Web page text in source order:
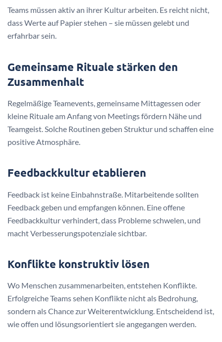
Teams müssen aktiv an ihrer Kultur arbeiten. Es reicht nicht,
dass Werte auf Papier stehen – sie müssen gelebt und
erfahrbar sein.
Gemeinsame Rituale stärken den
Zusammenhalt
Regelmäßige Teamevents, gemeinsame Mittagessen oder
kleine Rituale am Anfang von Meetings fördern Nähe und
Teamgeist. Solche Routinen geben Struktur und schaffen eine
positive Atmosphäre.
Feedbackkultur etablieren
Feedback ist keine Einbahnstraße. Mitarbeitende sollten
Feedback geben und empfangen können. Eine offene
Feedbackkultur verhindert, dass Probleme schwelen, und
macht Verbesserungspotenziale sichtbar.
Konflikte konstruktiv lösen
Wo Menschen zusammenarbeiten, entstehen Konflikte.
Erfolgreiche Teams sehen Konflikte nicht als Bedrohung,
sondern als Chance zur Weiterentwicklung. Entscheidend ist,
wie offen und lösungsorientiert sie angegangen werden.